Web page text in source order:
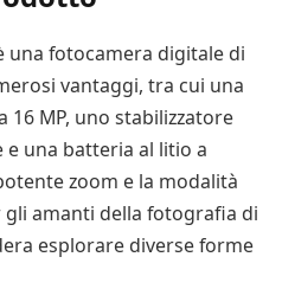
una fotocamera digitale di
vantaggi, tra cui una
16 MP, uno stabilizzatore
una batteria al litio a
zoom e la modalità
amanti della fotografia di
esplorare diverse forme